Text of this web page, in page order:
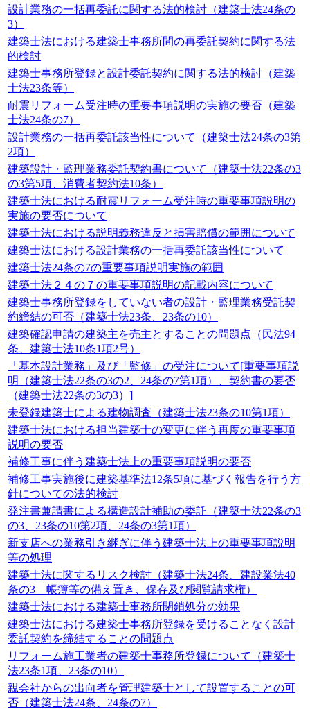
設計業務の一括再委託に関する法的検討（建築士法24条の
3）
建築士法における建築士事務所間の再委託契約に関する法
的検討
建築士事務所登録と設計委託契約に関する法的検討（建築
士法23条等）
耐震リフォーム受注時の重要事項説明の実施の要否（建築
士法24条の7）
設計業務の一括再委託該当性について（建築士法24条の3第
2項）
建築設計・監理業務委託契約書について（建築士法22条の3
の3第5項、消費者契約法10条）
建築士法における耐震リフォーム受注時の重要事項説明の
実施の要否について
建築士法における説明義務違反と損害賠償の範囲について
建築士法における設計業務の一括再委託該当性について
建築士法24条の7の重要事項説明実施の範囲
建築士法２４の７の重要事項説明の記載内容について
建築士事務所登録をしていない者の設計・監理業務受託契
約締結の可否（建築士法23条、23条の10）
建築確認申請の建築主を売主とすることの問題点（民法94
条、建築士法10条1項2号）
「基本設計業務」及び「監修」の受注について[重要事項説
明（建築士法22条の3の2、24条の7第1項）、契約書の要否
（建築士法22条の3の3）]
未登録建築士による建物調査（建築士法23条の10第1項）
建築士法における担当建築士の変更に伴う再度の重要事項
説明の要否
補修工事に伴う建築士法上の重要事項説明の要否
補修工事実施後に建築基準法12条5項に基づく報告を行う方
針についての法的検討
発注書兼請書による構造設計補助の委託（建築士法22条の3
の3、23条の10第2項、24条の3第1項）
新支店への業務引き継ぎに伴う建築士法上の重要事項説明
等の処理
建築士法に関するリスク検討（建築士法24条、建設業法40
条の3 帳簿等の備え置き、保存及び閲覧請求権）
建築士法における建築士事務所閉鎖処分の効果
建築士法における建築士事務所登録を受けることなく設計
委託契約を締結することの問題点
リフォーム施工業者の建築士事務所登録について（建築士
法23条1項、23条の10）
親会社からの出向者を管理建築士として設置することの可
否（建築士法24条、24条の7）